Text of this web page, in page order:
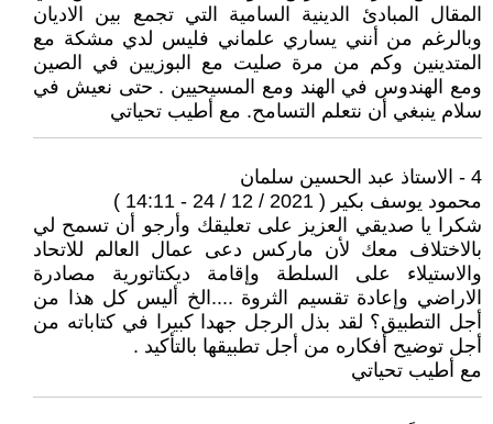
المقال المبادئ الدينية السامية التي تجمع بين الاديان
وبالرغم من أنني يساري علماني فليس لدي مشكة مع
المتدينين وكم من مرة صليت مع البوزيين في الصين
ومع الهندوس في الهند ومع المسيحيين . حتى نعيش في
سلام ينبغي أن نتعلم التسامح. مع أطيب تحياتي
4 - الاستاذ عبد الحسين سلمان
محمود يوسف بكير ( 2021 / 12 / 24 - 14:11 )
شكرا يا صديقي العزيز على تعليقك وأرجو أن تسمح لي
بالاختلاف معك لأن ماركس دعى عمال العالم للاتحاد
والاستيلاء على السلطة وإقامة ديكتاتورية مصادرة
الاراضي وإعادة تقسيم الثروة ....الخ أليس كل هذا من
أجل التطبيق؟ لقد بذل الرجل جهدا كبيرا في كتاباته من
أجل توضيح أفكاره من أجل تطبيقها بالتأكيد .
مع أطيب تحياتي